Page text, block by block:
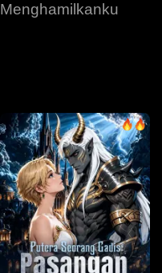
Menghamilkanku